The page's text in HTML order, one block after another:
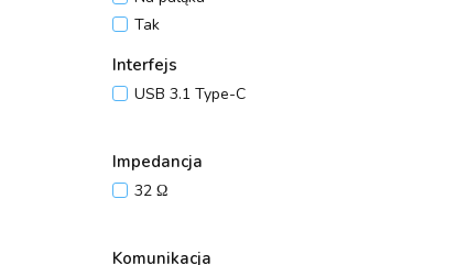
Tak
Interfejs
USB 3.1 Type-C
Impedancja
32 Ω
Komunikacja